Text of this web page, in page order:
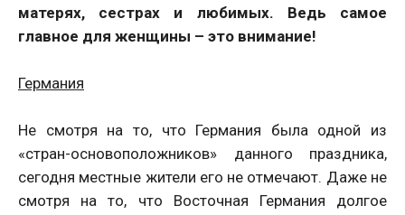
матерях, сестрах и любимых. Ведь самое
главное для женщины – это внимание!
Германия
Не смотря на то, что Германия была одной из
«стран-основоположников» данного праздника,
сегодня местные жители его не отмечают. Даже не
смотря на то, что Восточная Германия долгое